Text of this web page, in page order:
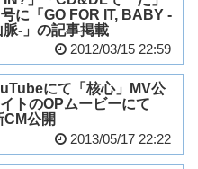
に「GO FOR IT, BABY -
脈-」の記事掲載
2012/03/15 22:59
にて「核心」MV公
トのOPムービーにて
CM公開
2013/05/17 22:22